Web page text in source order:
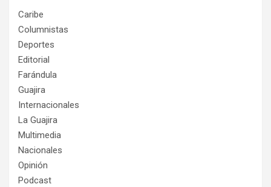
Caribe
Columnistas
Deportes
Editorial
Farándula
Guajira
Internacionales
La Guajira
Multimedia
Nacionales
Opinión
Podcast